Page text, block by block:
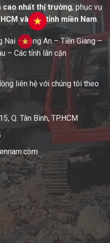
cao nhất thị trường, phục vụ
và các tỉnh miền Nam.
Nai – Long An – Tiền Giang –
– Các tỉnh lân cận
liên hệ với chúng tôi theo
Q. Tân Bình, TP.HCM